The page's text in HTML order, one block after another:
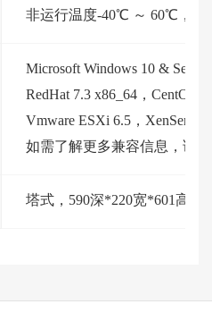
非运行温度-40℃ ～ 60℃，相
Microsoft Windows 10 &
RedHat 7.3 x86_64，CentOS
Vmware ESXi 6.5，XenServer
如需了解更多兼容信息，请
塔式，590深*220宽*601高（